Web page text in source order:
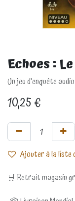
Echoes :
Un jeu d'enquête
10,25€
Ajouter à la liste
🛒 Retrait magasin